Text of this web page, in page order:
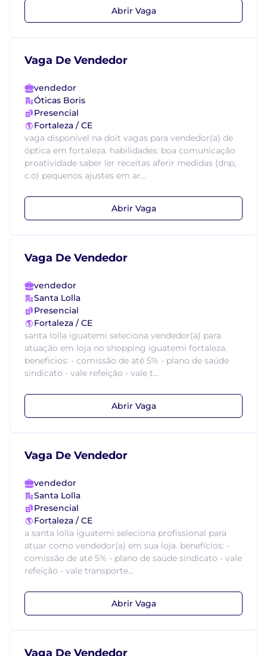
Abrir Vaga
Vaga De Vendedor
vendedor
Óticas Boris
Presencial
Fortaleza / CE
vaga disponível na doit vagas para vendedor(a) de
óptica em fortaleza. habilidades: boa comunicação
proatividade saber ler receitas aferir medidas (dnp,
c.o) pequenos ajustes em ar...
Abrir Vaga
Vaga De Vendedor
vendedor
Santa Lolla
Presencial
Fortaleza / CE
santa lolla iguatemi seleciona vendedor(a) para
atuação em loja no shopping iguatemi fortaleza.
benefícios: - comissão de até 5% - plano de saúde
sindicato - vale refeição - vale t...
Abrir Vaga
Vaga De Vendedor
vendedor
Santa Lolla
Presencial
Fortaleza / CE
a santa lolla iguatemi seleciona profissional para
atuar como vendedor(a) em sua loja. benefícios: -
comissão de até 5% - plano de saúde sindicato - vale
refeição - vale transporte...
Abrir Vaga
Vaga De Vendedor